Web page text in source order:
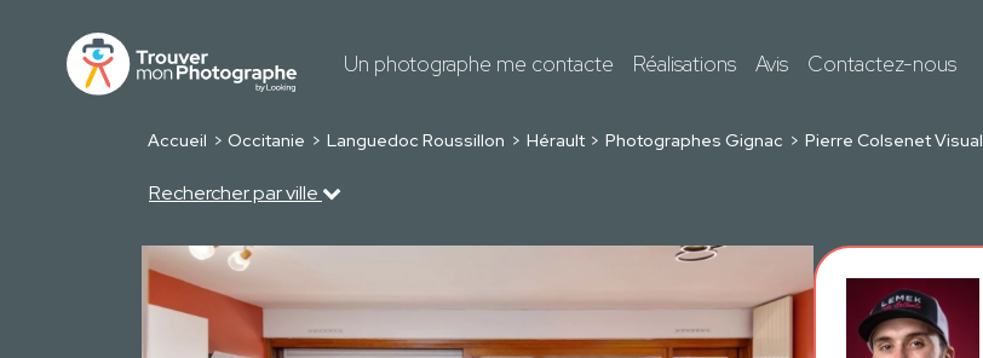
Un photographe me contacte Réalisations Avis Contactez-nous
Accueil Occitanie Languedoc Roussillon Hérault Photographes Gignac Pierre Colsenet Visual
Rechercher par ville